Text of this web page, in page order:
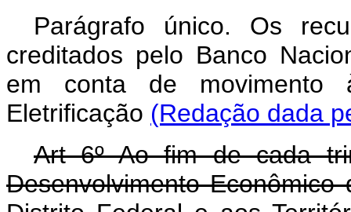
Parágrafo único. Os
creditados pelo Banco
em conta de
Eletrificação (Redação dada
Art 6º Ao fim de cada
Desenvolvimento